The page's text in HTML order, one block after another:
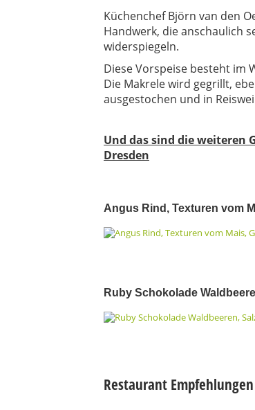
Küchenchef Björn van den
Handwerk, die anschaulich
widerspiegeln.
Diese Vorspeise besteht im
Die Makrele wird gegrillt,
ausgestochen und in
Und das sind die weiteren
Dresden
Angus Rind, Texturen vom
Ruby Schokolade
Restaurant Empfehlungen